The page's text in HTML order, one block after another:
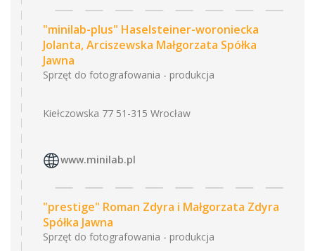
"minilab-plus" Haselsteiner-woroniecka
Jolanta, Arciszewska Małgorzata Spółka
Jawna
Sprzęt do fotografowania - produkcja
Kiełczowska 77 51-315 Wrocław
www.minilab.pl
"prestige" Roman Zdyra i Małgorzata Zdyra
Spółka Jawna
Sprzęt do fotografowania - produkcja